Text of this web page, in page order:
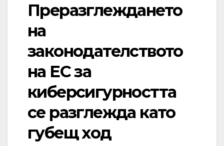
Преразглеждането
на
законодателството
на ЕС за
киберсигурността
се разглежда като
губещ ход